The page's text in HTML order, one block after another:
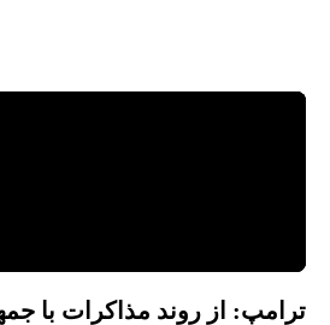
ترامپ: از روند مذاکرات با